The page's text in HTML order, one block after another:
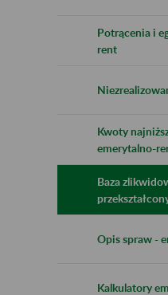
Potrącenia i
rent
Kwoty
emerytalno-
Baza
Opis spraw -
Kalkulatory